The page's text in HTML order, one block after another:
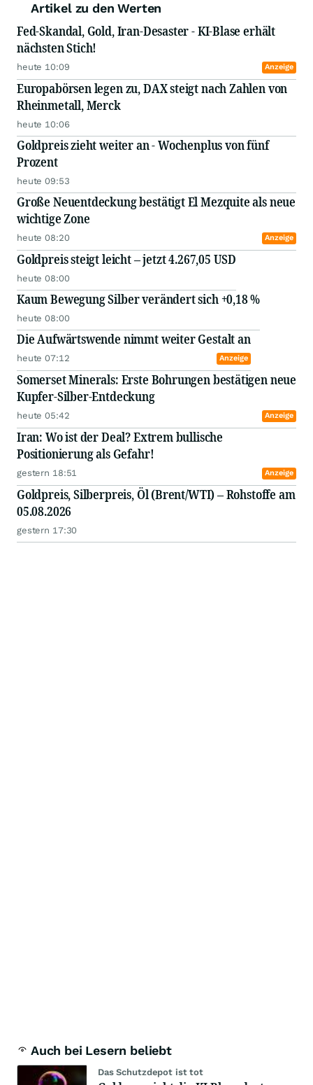
Artikel zu den Werten
Fed-Skandal, Gold, Iran-Desaster - KI-Blase erhält
nächsten Stich!
heute 10:09 Anzeige
Europabörsen legen zu, DAX steigt nach Zahlen von
Rheinmetall, Merck
heute 10:06
Goldpreis zieht weiter an - Wochenplus von fünf
Prozent
heute 09:53
Große Neuentdeckung bestätigt El Mezquite als neue
wichtige Zone
heute 08:20 Anzeige
Goldpreis steigt leicht – jetzt 4.267,05 USD
heute 08:00
Kaum Bewegung Silber verändert sich +0,18 %
heute 08:00
Die Aufwärtswende nimmt weiter Gestalt an
heute 07:12 Anzeige
Somerset Minerals: Erste Bohrungen bestätigen neue
Kupfer-Silber-Entdeckung
heute 05:42 Anzeige
Iran: Wo ist der Deal? Extrem bullische
Positionierung als Gefahr!
gestern 18:51 Anzeige
Goldpreis, Silberpreis, Öl (Brent/WTI) – Rohstoffe am
05.08.2026
gestern 17:30
Auch bei Lesern beliebt
Das Schutzdepot ist tot